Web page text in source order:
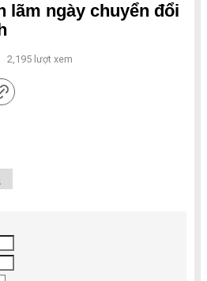
lãm ngày chuyển đổi
2,195 lượt xem